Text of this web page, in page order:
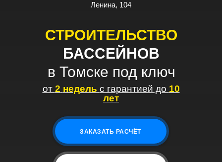
Ленина, 104
ЗАКАЗАТЬ РАСЧЁТ
СТРОИТЕЛЬСТВО
БАССЕЙНОВ
в Томске под ключ
от 2 недель с гарантией до 10
лет